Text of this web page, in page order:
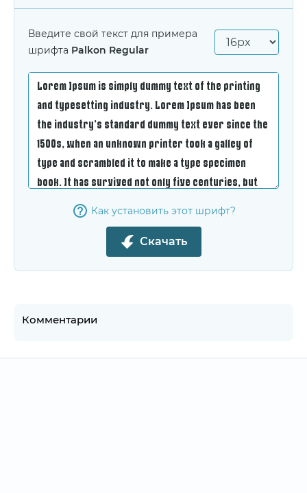
Введите свой текст для примера
шрифта Palkon Regular
Как установить этот шрифт?
Скачать
Комментарии